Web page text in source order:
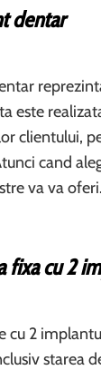
dentar
este
clientului,
cand
va va
fixa cu 2
cu 2
starea